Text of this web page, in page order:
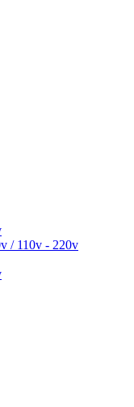
/ 110v - 220v